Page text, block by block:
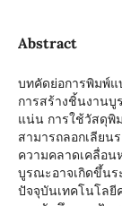
Abstract
บทคัดย่อการพิมพ์
การสร้างชิ้นงาน
แน่น การใช้วัสดุพิ
สามารถลอกเลียน
ความคลาดเคลื่อน
บูรณะอาจเกิดขึ้น
ปัจจุบันเทคโนโลยี